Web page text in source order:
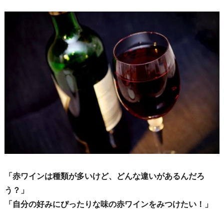
「赤ワインは種類が多いけど、どんな違いがあるんだろ
う？」
「自分の好みにぴったりな味の赤ワインをみつけたい！」